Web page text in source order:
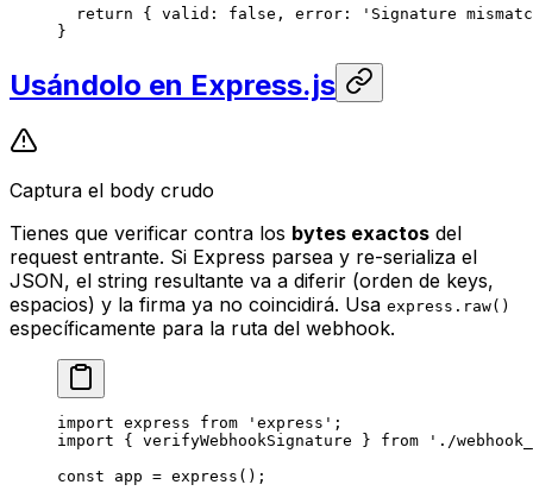
  return
{ valid: false , error:
'Signature
}
Usándolo en Express.js
Captura el body crudo
Tienes que verificar contra los bytes exactos del
request entrante. Si Express parsea y re-serializa el
JSON, el string resultante va a diferir (orden de keys,
espacios) y la firma ya no coincidirá. Usa express.raw()
específicamente para la ruta del webhook.
import express from 'express' ;
import { verifyWebhookSignature } from './
const app = express ();